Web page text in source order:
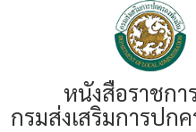
หนังสือราชกา
กรมส่งเสริมการปก